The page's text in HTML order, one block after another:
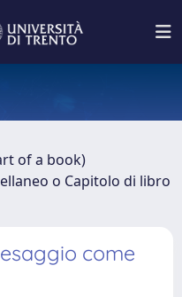
of a book)
o Capitolo di libro
come